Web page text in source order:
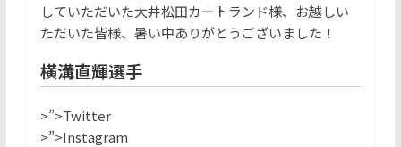
していただいた大井松田カートランド様、お越しい
ただいた皆様、暑い中ありがとうございました！
横溝直輝選手
>”>Twitter
>”>Instagram